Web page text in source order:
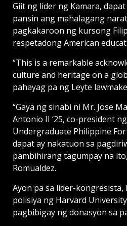
Giit ng lider ng Kamara,
pansin ang mahalagang
pagkakaroon ng kursong
respetadong American
“This is a remarkable
culture and heritage on a
pahayag pa ng Leyte
“Gaya ng sinabi ni Mr. Jose
Antonio II ‘25, co-president
Undergraduate Philippine
dapat ay nakatuon sa
pambihirang tagumpay na
Romualdez.
Ayon pa sa lider-
polisiya ng Harvard
pagbibigay ng donasyon sa